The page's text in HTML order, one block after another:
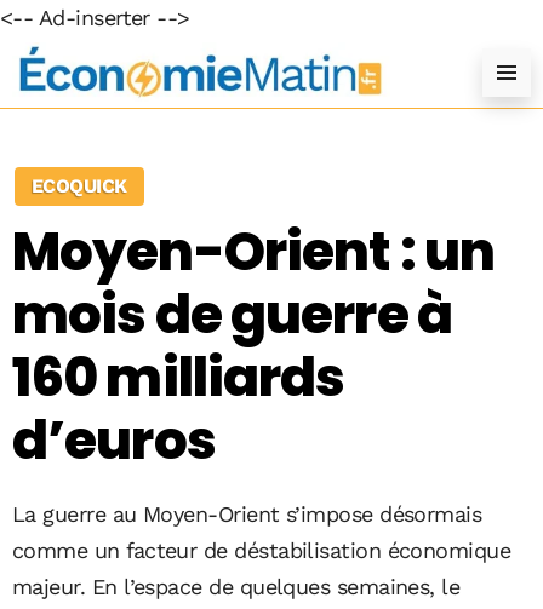
<-- Ad-inserter -->
ECOQUICK
Moyen-Orient : un
mois de guerre à
160 milliards
d’euros
La guerre au Moyen-Orient s’impose désormais
comme un facteur de déstabilisation économique
majeur. En l’espace de quelques semaines, le